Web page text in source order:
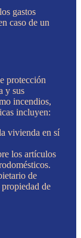
gastos
caso de un
protección
y sus
incendios,
incluyen:
vivienda en sí
los artículos
de
de